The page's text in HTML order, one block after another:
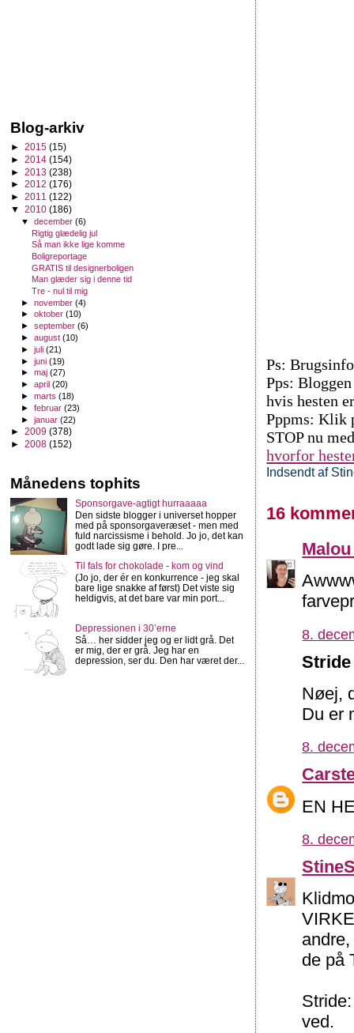
Ps:
Pps:
hvis hesten
Pppms: Klik
STOP nu
hvorfor
Indsendt af
16
8.
Stride
Nøej,
Du er
8.
EN
8.
de på
ved.
Blog-arkiv
► 2015 (15)
► 2014 (154)
► 2013 (238)
► 2012 (176)
► 2011 (122)
▼ 2010 (186)
▼december(6)
Rigtig glædelig jul
Så man ikke lige komme
Boligreportage
GRATIS til designerboligen
Man glæder sig i denne tid
Tre - nul til mig
►november(4)
►oktober(10)
►september(6)
►august(10)
►juli(21)
►juni(19)
►maj(27)
►april(20)
►marts(18)
►februar(23)
►januar(22)
► 2009 (378)
► 2008 (152)
Månedens tophits
Sponsorgave-agtigt hurraaaaa
Den sidste blogger i universet hopper
med på sponsorgaveræset - men med
fuld narcissisme i behold. Jo jo, det kan
godt lade sig gøre. I pre...
Til fals for chokolade - kom og vind
(Jo jo, der ér en konkurrence - jeg skal
bare lige snakke af først) Det viste sig
heldigvis, at det bare var min port...
Depressionen i 30’erne
Så… her sidder jeg og er lidt grå. Det
er mig, der er grå. Jeg har en
depression, ser du. Den har været der...